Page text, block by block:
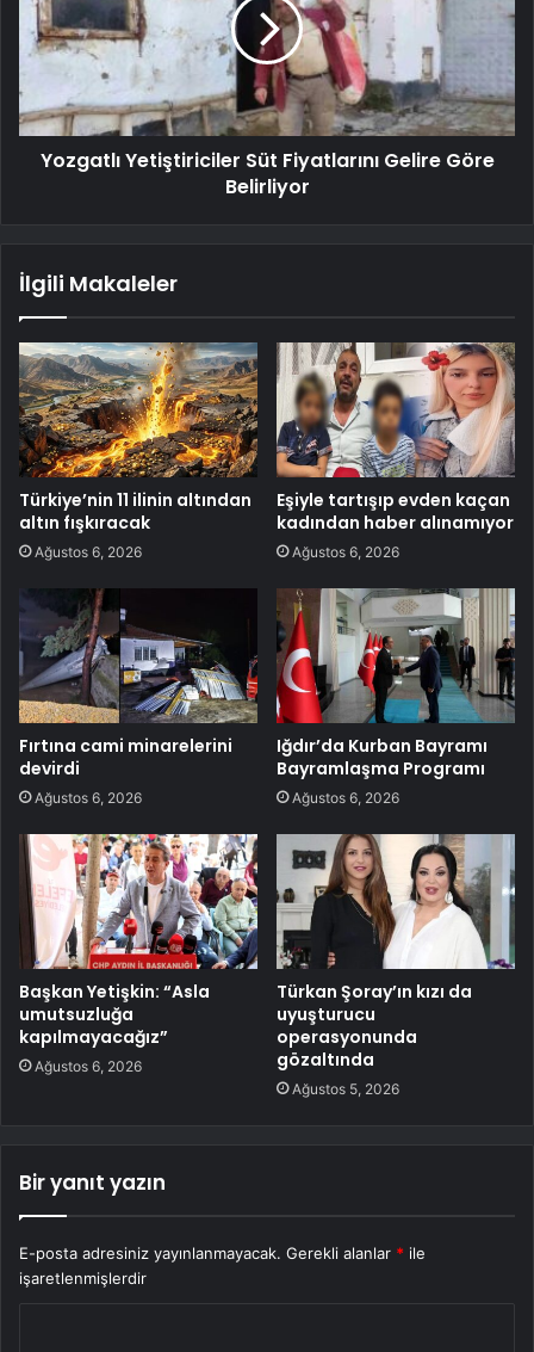
Yozgatlı Yetiştiriciler Süt Fiyatlarını Gelire Göre
Belirliyor
İlgili Makaleler
Türkiye’nin 11 ilinin altından
altın fışkıracak
Ağustos 6, 2026
Eşiyle tartışıp evden kaçan
kadından haber alınamıyor
Ağustos 6, 2026
Fırtına cami minarelerini
devirdi
Ağustos 6, 2026
Iğdır’da Kurban Bayramı
Bayramlaşma Programı
Ağustos 6, 2026
Başkan Yetişkin: “Asla
umutsuzluğa
kapılmayacağız”
Ağustos 6, 2026
Türkan Şoray’ın kızı da
uyuşturucu
operasyonunda
gözaltında
Ağustos 5, 2026
Bir yanıt yazın
E-posta adresiniz yayınlanmayacak. Gerekli alanlar * ile
işaretlenmişlerdir